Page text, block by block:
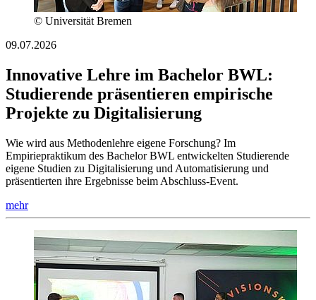
© Universität Bremen
09.07.2026
Innovative Lehre im Bachelor BWL:
Studierende präsentieren empirische
Projekte zu Digitalisierung
Wie wird aus Methodenlehre eigene Forschung? Im
Empiriepraktikum des Bachelor BWL entwickelten Studierende
eigene Studien zu Digitalisierung und Automatisierung und
präsentierten ihre Ergebnisse beim Abschluss-Event.
mehr